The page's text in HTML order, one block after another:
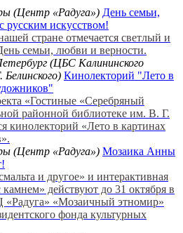
(Центр «Радуга») День семьи,
русским искусством!
стране отмечается светлый и
семьи, любви и верности.
(ЦБС Калининского
Кинолекторий "Лето в
«Гостиные «Серебряный
районной библиотеке им. В. Г.
кинолекторий «Лето в картинах
(Центр «Радуга») Мозаика Анны
и другое» и интерактивная
действуют до 31 октября в
«Радуга» «Мозаичный этномир»
фонда культурных